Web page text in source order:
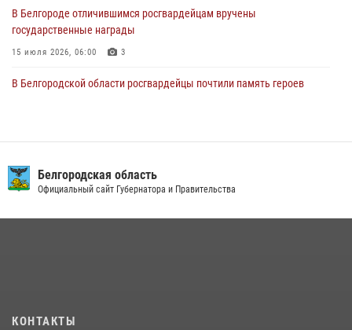
05 августа 2026, 17:12 2
В Белгороде отличившимся росгвардейцам вручены
государственные награды
15 июля 2026, 06:00 3
В Белгородской области росгвардейцы почтили память героев
беседу по профилактике аварийности
09 июля 2026, 10:07
Белгородская область
Официальный сайт Губернатора и Правительства
КОНТАКТЫ